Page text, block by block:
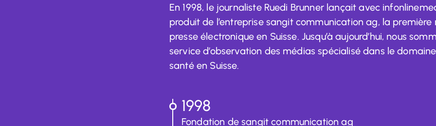
En 1998, le journaliste Ruedi Brunner lançait avec
produit de l’entreprise sangit communication ag, la première
presse électronique en Suisse. Jusqu’à aujourd’hui, nous
service d’observation des médias spécialisé dans le
santé en Suisse.
1998
Fondation de sangit communication ag